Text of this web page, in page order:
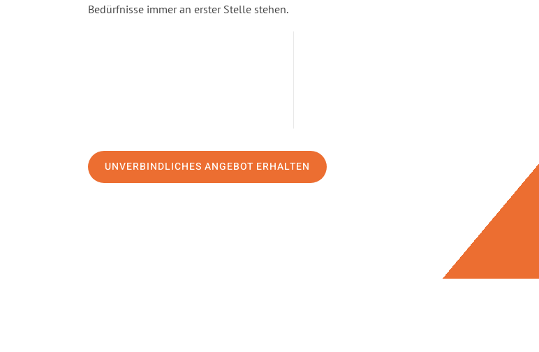
Bedürfnisse immer an erster Stelle stehen.
UNVERBINDLICHES ANGEBOT ERHALTEN